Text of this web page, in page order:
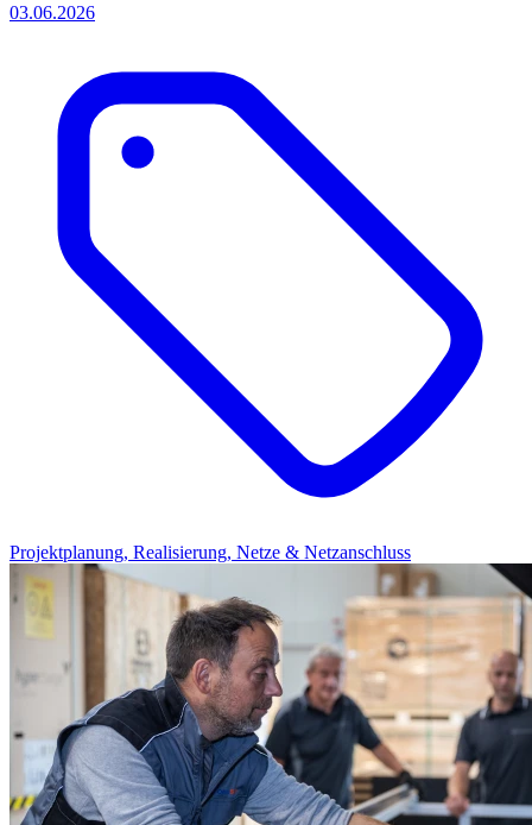
03.06.2026
Projektplanung, Realisierung, Netze & Netzanschluss